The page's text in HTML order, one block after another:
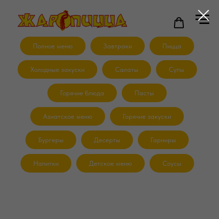
Полное меню Завтраки Пицца
Холодные закуски Салаты Супы
Горячие блюда Пасты
Азиатское меню Горячие закуски
Бургеры Десерты Гарниры
Напитки Детское меню Соусы